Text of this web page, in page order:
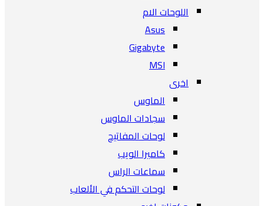
اللوحات الام
Asus
Gigabyte
MSI
اخرى
الماوس
سجادات الماوس
لوحات المفاتيح
كاميرا الويب
سماعات الراس
لوحات التحكم في الألعاب